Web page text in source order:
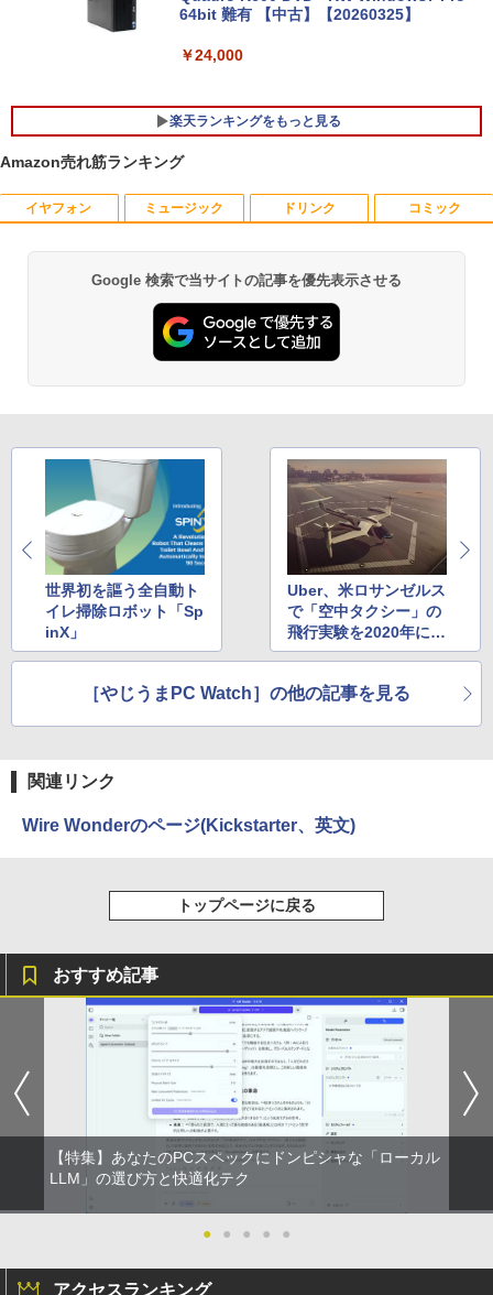
【全商品10%OFF+P5倍】HP 250 G7 第
キー WEBカメラ DVDマルチ HDMI USB
3.1WPS Office 2 中古ノートPC 中古パ
64bit 難有 【中古】【20260325】
￥24,000
楽天ランキングをもっと見る
1
【おまかせ】モニター 23インチ 1920x1
スプレイ
g スピーカー内蔵 Type-C/HDMI 接続 PS
5/Switch/PC/スマホ対応
￥8,490
アイ・オー・データ機器 ワイド液晶ディ
スプレイ 23.8型/LCD-A241DB
￥12,370
4
【当日発送】I-O DATA アイ・オー・デー
モニター 21.5インチ 黒 白 100Hz ゲーミ
調整 VESA Freesync スピーカー内蔵 kk
smart 最強配送 HG-215
￥12,399
1
オレンジページ 2026 10/17号増刊＜グレ
￥1,689
￥22,000
【特典】GIANNA HOMMES ISSUE05 co
ver 山中柔太朗(B4サイズ両面ピンナッ
プ)
￥2,200
転生したら第七王子だったので、気まま
に魔術を極めます（24） 【電子書籍】[
石沢庸介 ]
￥22,660
Amazon売れ筋ランキング
イヤフォン
Anker Soundcore P40i オフホワイト
￥7,990
Anker Soundcore Liberty 5 ミッドナイトブ
ラック
￥14,990
【2026年アップグレード版】AOKIMI ワイヤ
レスイヤホン bluetooth イヤホン V12 小型
学/WEB会議(ホワイト)
Xiaomi シャオミ REDMI Buds 8 Lite ワイヤ
リング ANC 36時間再生
￥3,480
ミュージック
BRUCE WAYNE feat. Flo Milli, ATL Jacob
[Explicit]
￥250
[Explicit]
￥250
On My Road (Stadium ver.)
￥250
On My Road (Stadium ver.)
ドリンク
by Amazon 天然水 ラベルレス 500ml ×24本
富士山の天然水 バナジウム含有 水 ミネラル
ウォーター ペットボトル 静岡県産 500ミリリ
ットル (Smart Basic)
￥1,380
【Amazon.co.jp限定】 い・ろ・は・す 2L P
ET ラベルレス ×8本
￥1,112
by Amazon 天然水ラベルレス 2L×9本
by Amazon 炭酸水 ラベルレス 500ml ×24本
￥2,009
コミック
薬屋のひとりごと 17巻 (デジタル版ビッグガ
ンガンコミックス)
￥770
エース)
￥832
ONE PIECE モノクロ版 115 (ジャンプコミッ
クスDIGITAL)
￥594
HUNTER×HUNTER モノクロ版 39 (ジャンプ
コミックスDIGITAL)
￥810
Google 検索で当サイトの記事を優先表示させる
世界初を謳う全自動ト
イレ掃除ロボット「Sp
inX」
Uber、米ロサンゼルス
で「空中タクシー」の
飛行実験を2020年に実
施
［やじうまPC Watch］の他の記事を見る
関連リンク
Wire Wonderのページ(Kickstarter、英文)
トップページに戻る
おすすめ記事
【特集】あなたのPCスペックにドンピシャな「ローカル
LLM」の選び方と快適化テク
● ● ● ● ●
アクセスランキング